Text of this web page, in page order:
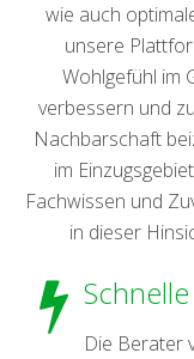
wie auch
unsere
Wohlgefühl im
verbessern und
Nachbarschaft
im
Fachwissen und
in dieser
Die Berater